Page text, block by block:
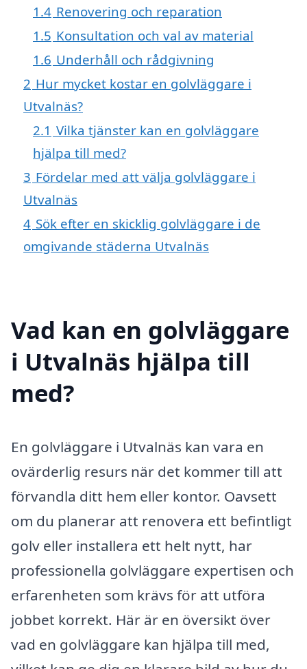
1.4 Renovering och reparation
1.5 Konsultation och val av material
1.6 Underhåll och rådgivning
2 Hur mycket kostar en golvläggare i
Utvalnäs?
2.1 Vilka tjänster kan en golvläggare
hjälpa till med?
3 Fördelar med att välja golvläggare i
Utvalnäs
4 Sök efter en skicklig golvläggare i de
omgivande städerna Utvalnäs
Vad kan en golvläggare
i Utvalnäs hjälpa till
med?
En golvläggare i Utvalnäs kan vara en
ovärderlig resurs när det kommer till att
förvandla ditt hem eller kontor. Oavsett
om du planerar att renovera ett befintligt
golv eller installera ett helt nytt, har
professionella golvläggare expertisen och
erfarenheten som krävs för att utföra
jobbet korrekt. Här är en översikt över
vad en golvläggare kan hjälpa till med,